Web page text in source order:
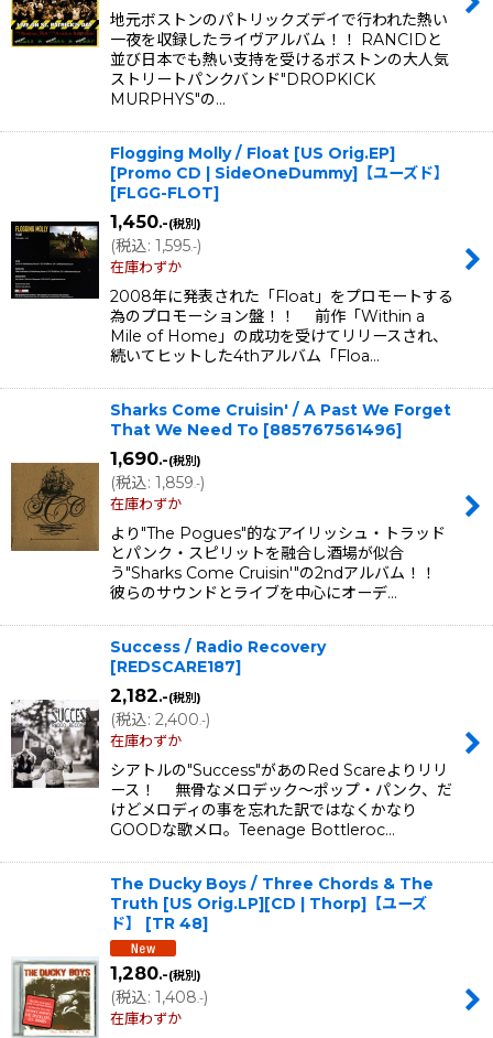
地元ボストンのパトリックズデイで行われた熱い
一夜を収録したライヴアルバム！！ RANCIDと
並び日本でも熱い支持を受けるボストンの大人気
ストリートパンクバンド"DROPKICK
MURPHYS"の…
Flogging Molly / Float [US Orig.EP]
[Promo CD | SideOneDummy]【ユーズド】
[FLGG-FLOT]
1,450.-(税別)
(税込: 1,595.-)
在庫わずか
2008年に発表された「Float」をプロモートする
為のプロモーション盤！！ 前作「Within a
Mile of Home」の成功を受けてリリースされ、
続いてヒットした4thアルバム「Floa…
Sharks Come Cruisin' / A Past We Forget
That We Need To [885767561496]
1,690.-(税別)
(税込: 1,859.-)
在庫わずか
より"The Pogues"的なアイリッシュ・トラッド
とパンク・スピリットを融合し酒場が似合
う"Sharks Come Cruisin'"の2ndアルバム！！
彼らのサウンドとライブを中心にオーデ…
Success / Radio Recovery
[REDSCARE187]
2,182.-(税別)
(税込: 2,400.-)
在庫わずか
シアトルの"Success"があのRed Scareよりリリ
ース！ 無骨なメロデック〜ポップ・パンク、だ
けどメロディの事を忘れた訳ではなくかなり
GOODな歌メロ。Teenage Bottleroc…
The Ducky Boys / Three Chords & The
Truth [US Orig.LP][CD | Thorp]【ユーズ
ド】
[TR 48]
1,280.-(税別)
(税込: 1,408 .-)
在庫わずか